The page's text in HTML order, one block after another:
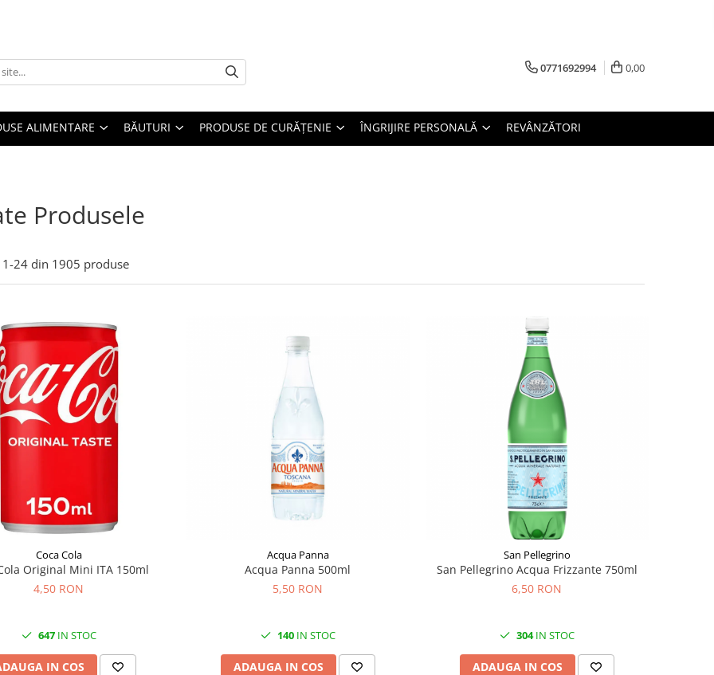
0771692994 0,00
ALIMENTARE BĂUTURI PRODUSE DE CURĂȚENIE ÎNGRIJIRE PERSONALĂ REVÂNZĂTORI
Produsele
1-24 din 1905 produse
Coca Cola
Original Mini ITA 150ml
4,50 RON
647IN STOC
IN COS
Acqua Panna
Acqua Panna 500ml
5,50 RON
140IN STOC
ADAUGA IN COS
San Pellegrino
San Pellegrino Acqua Frizzante 750ml
6,50 RON
304IN STOC
ADAUGA IN COS